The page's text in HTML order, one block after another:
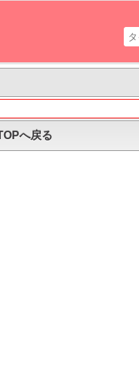
へ戻る